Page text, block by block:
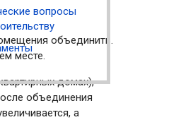
объединить.
месте.
домах),
объединения
а
вопросы